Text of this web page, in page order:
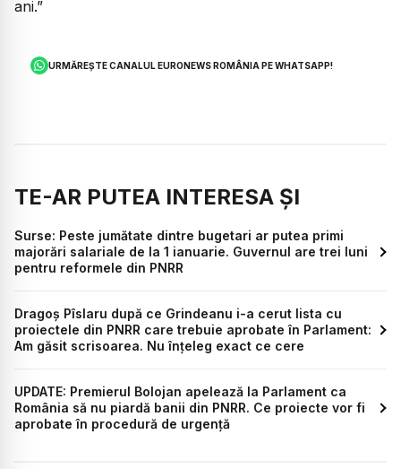
ani.”
URMĂREȘTE CANALUL EURONEWS ROMÂNIA PE WHATSAPP!
TE-AR PUTEA INTERESA ȘI
Surse: Peste jumătate dintre bugetari ar putea primi
majorări salariale de la 1 ianuarie. Guvernul are trei luni
pentru reformele din PNRR
Dragoș Pîslaru după ce Grindeanu i-a cerut lista cu
proiectele din PNRR care trebuie aprobate în Parlament:
Am găsit scrisoarea. Nu înțeleg exact ce cere
UPDATE: Premierul Bolojan apelează la Parlament ca
România să nu piardă banii din PNRR. Ce proiecte vor fi
aprobate în procedură de urgență